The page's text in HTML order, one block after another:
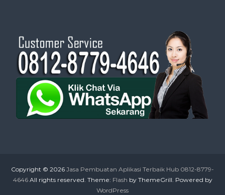
Copyright © 2026 Jasa Pembuatan Aplikasi Terbaik Hub 0812-8779-
4646All rights reserved. Theme: Flash by ThemeGrill. Powered by
WordPress